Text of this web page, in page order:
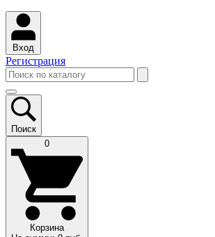
Вход
Регистрация
Поиск
0
Корзина